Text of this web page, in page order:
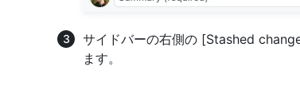
サイドバーの右側の [Stashed
ます。